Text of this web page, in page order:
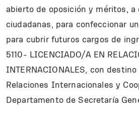
abierto de oposición y méritos, a
ciudadanas, para confeccionar
para cubrir futuros cargos de
5110- LICENCIADO/A EN
INTERNACIONALES, con
Relaciones Internacionales y
Departamento de Secretaría